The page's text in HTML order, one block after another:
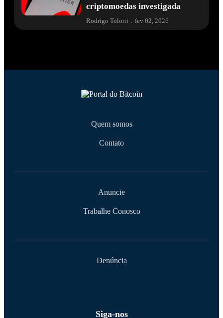
criptomoedas investigada
Rodrigo Tolotti fev 02, 2026
Quem somos
Contato
Anuncie
Trabalhe Conosco
Denúncia
Siga-nos